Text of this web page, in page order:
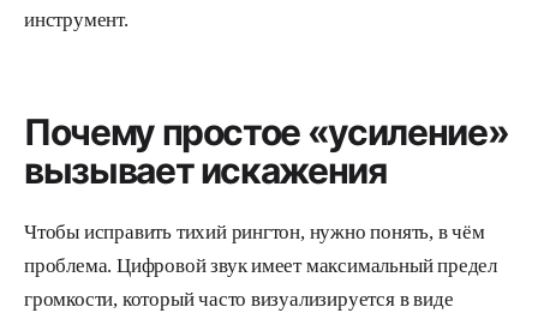
инструмент.
Почему простое «усиление»
вызывает искажения
Чтобы исправить тихий рингтон, нужно понять, в чём
проблема. Цифровой звук имеет максимальный предел
громкости, который часто визуализируется в виде